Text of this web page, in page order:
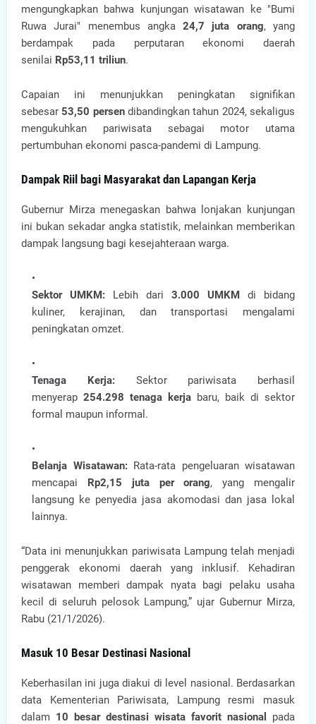
mengungkapkan bahwa kunjungan wisatawan ke "Bumi
Ruwa Jurai" menembus angka24,7 juta orang, yang
berdampak pada perputaran ekonomi daerah
senilai Rp53,11 triliun.
Capaian ini menunjukkan peningkatan signifikan
sebesar53,50 persendibandingkan tahun 2024, sekaligus
mengukuhkan pariwisata sebagai motor utama
pertumbuhan ekonomi pasca-pandemi di Lampung.
Dampak Riil bagi Masyarakat dan Lapangan Kerja
Gubernur Mirza menegaskan bahwa lonjakan kunjungan
ini bukan sekadar angka statistik, melainkan memberikan
dampak langsung bagi kesejahteraan warga.
Sektor UMKM: Lebih dari 3.000 UMKM di bidang
kuliner, kerajinan, dan transportasi mengalami
peningkatan omzet.
Tenaga Kerja:Sektor pariwisata berhasil
menyerap 254.298 tenaga kerja baru, baik di sektor
formal maupun informal.
Belanja Wisatawan:Rata-rata pengeluaran wisatawan
mencapai Rp2,15 juta per orang, yang mengalir
langsung ke penyedia jasa akomodasi dan jasa lokal
lainnya.
“Data ini menunjukkan pariwisata Lampung telah menjadi
penggerak ekonomi daerah yang inklusif. Kehadiran
wisatawan memberi dampak nyata bagi pelaku usaha
kecil di seluruh pelosok Lampung,” ujar Gubernur Mirza,
Rabu (21/1/2026).
Masuk 10 Besar Destinasi Nasional
Keberhasilan ini juga diakui di level nasional. Berdasarkan
data Kementerian Pariwisata, Lampung resmi masuk
dalam 10 besar destinasi wisata favorit nasional
pada